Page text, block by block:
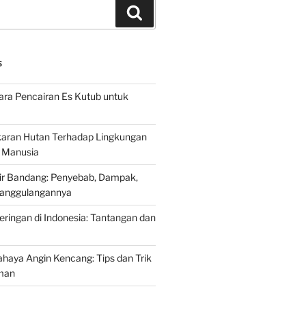
Pencairan Es Kutub untuk
Hutan Terhadap Lingkungan
Bandang: Penyebab, Dampak,
di Indonesia: Tantangan dan
Angin Kencang: Tips dan Trik